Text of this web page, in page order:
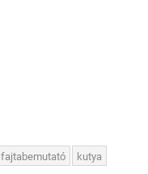
fajtabemutató kutya